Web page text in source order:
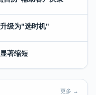
级为"选时机"
著缩短
更多 →